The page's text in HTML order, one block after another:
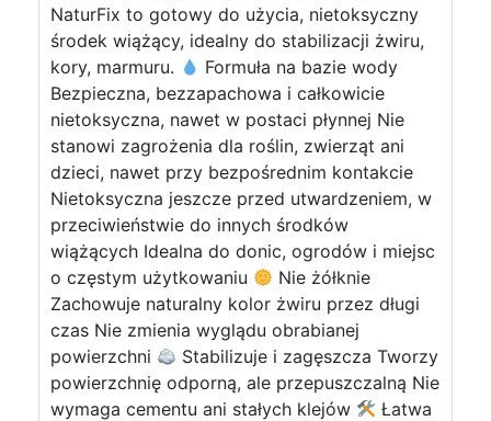
NaturFix to gotowy do użycia, nietoksyczny
środek wiążący, idealny do stabilizacji żwiru,
kory, marmuru.
Formuła na bazie wody
Bezpieczna, bezzapachowa i całkowicie
nietoksyczna, nawet w postaci płynnej Nie
stanowi zagrożenia dla roślin, zwierząt ani
dzieci, nawet przy bezpośrednim kontakcie
Nietoksyczna jeszcze przed utwardzeniem, w
przeciwieństwie do innych środków
wiążących Idealna do donic, ogrodów i miejsc
o częstym użytkowaniu
Nie żółknie
Zachowuje naturalny kolor żwiru przez długi
czas Nie zmienia wyglądu obrabianej
powierzchni
Stabilizuje i zagęszcza Tworzy
powierzchnię odporną, ale przepuszczalną Nie
wymaga cementu ani stałych klejów
Łatwa